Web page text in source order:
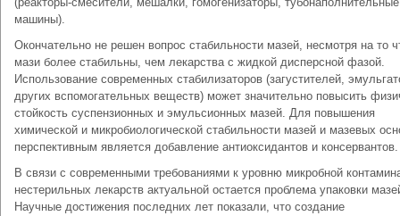
машины).
Окончательно не решен вопрос стабильности мазей, несмотря на то
мази более стабильны, чем лекарства с жидкой дисперсной фазой.
Использование современных стабилизаторов (загустителей,
других вспомогательных веществ) может значительно повысить
стойкость суспензионных и эмульсионных мазей. Для повышения
химической и микробиологической стабильности мазей и мазевых
перспективным является добавление антиоксидантов и консервантов.
В связи с современными требованиями к уровню микробной
нестерильных лекарств актуальной остается проблема упаковки
Научные достижения последних лет показали, что создание